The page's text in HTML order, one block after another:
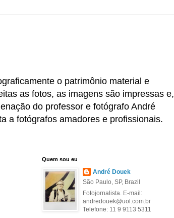
o patrimônio material e
as fotos, as imagens são impressas e,
do professor e fotógrafo André
a fotógrafos amadores e profissionais.
Quem sou eu
André Douek
São Paulo, SP, Brazil
Fotojornalista. E-mail:
andredouek@uol.com.br
Telefone: 11 9 9113 5311